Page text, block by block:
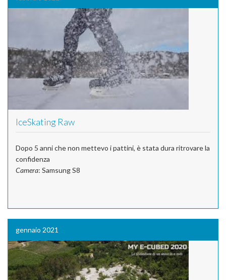
IceSkating Raw
Dopo 5 anni che non mettevo i pattini, è stata dura ritrovare la
confidenza
Camera: Samsung S8
gennaio 2021